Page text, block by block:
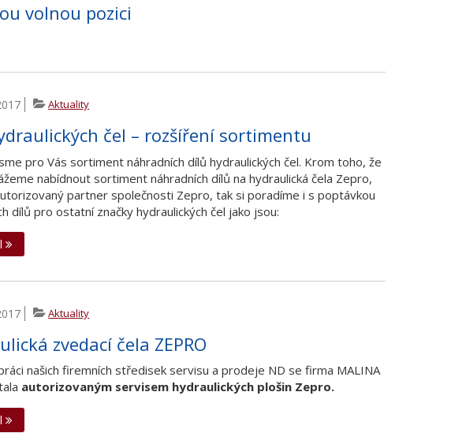
volnou pozici
Aktuality
čel – rozšíření sortimentu
pro Vás sortiment náhradních dílů hydraulických čel. Krom toho, že
nabídnout sortiment náhradních dílů na hydraulická čela Zepro,
partner společnosti Zepro, tak si poradíme i s poptávkou
dílů pro ostatní značky hydraulických čel jako jsou:
Aktuality
zvedací čela ZEPRO
našich firemních středisek servisu a prodeje ND se firma MALINA
autorizovaným servisem hydraulických plošin Zepro.